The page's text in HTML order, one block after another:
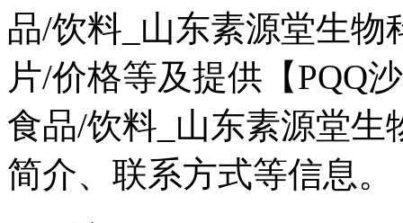
品/饮料_山东素源堂生
片/价格等及提供【PQQ
食品/饮料_山东素源堂
简介、联系方式等信息。